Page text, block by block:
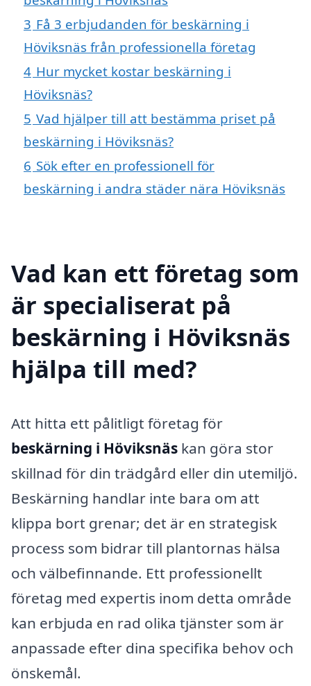
3 Få 3 erbjudanden för beskärning i
Höviksnäs från professionella företag
4 Hur mycket kostar beskärning i
Höviksnäs?
5 Vad hjälper till att bestämma priset på
beskärning i Höviksnäs?
6 Sök efter en professionell för
beskärning i andra städer nära Höviksnäs
Vad kan ett företag som
är specialiserat på
beskärning i Höviksnäs
hjälpa till med?
Att hitta ett pålitligt företag för
beskärning i Höviksnäs kan göra stor
skillnad för din trädgård eller din utemiljö.
Beskärning handlar inte bara om att
klippa bort grenar; det är en strategisk
process som bidrar till plantornas hälsa
och välbefinnande. Ett professionellt
företag med expertis inom detta område
kan erbjuda en rad olika tjänster som är
anpassade efter dina specifika behov och
önskemål.